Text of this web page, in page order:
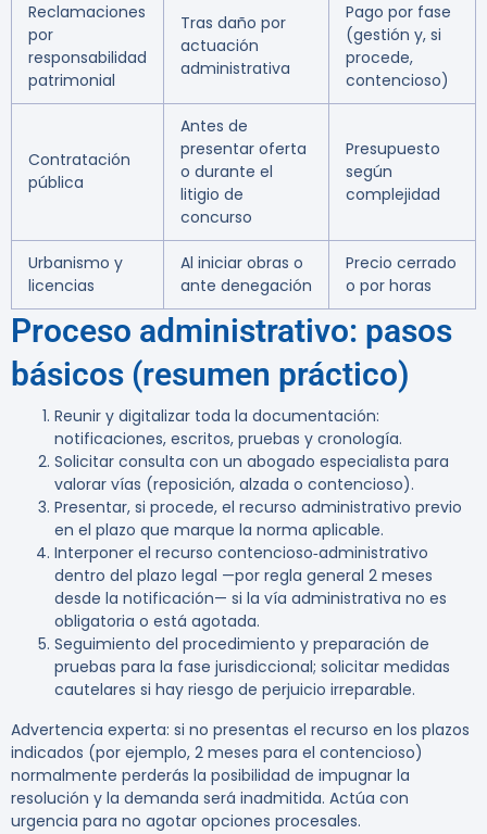
Reclamaciones
por
responsabilidad
patrimonial
Tras daño por
actuación
administrativa
Pago por fase
(gestión y, si
procede,
contencioso)
Contratación
pública
Antes de
presentar oferta
o durante el
litigio de
concurso
Presupuesto
según
complejidad
Urbanismo y
licencias
Al iniciar obras o
ante denegación
Precio cerrado
o por horas
Proceso administrativo: pasos
básicos (resumen práctico)
Reunir y digitalizar toda la documentación:
notificaciones, escritos, pruebas y cronología.
Solicitar consulta con un abogado especialista para
valorar vías (reposición, alzada o contencioso).
Presentar, si procede, el recurso administrativo previo
en el plazo que marque la norma aplicable.
Interponer el recurso contencioso‑administrativo
dentro del plazo legal —por regla general 2 meses
desde la notificación— si la vía administrativa no es
obligatoria o está agotada.
Seguimiento del procedimiento y preparación de
pruebas para la fase jurisdiccional; solicitar medidas
cautelares si hay riesgo de perjuicio irreparable.
Advertencia experta: si no presentas el recurso en los plazos
indicados (por ejemplo, 2 meses para el contencioso)
normalmente perderás la posibilidad de impugnar la
resolución y la demanda será inadmitida. Actúa con
urgencia para no agotar opciones procesales.